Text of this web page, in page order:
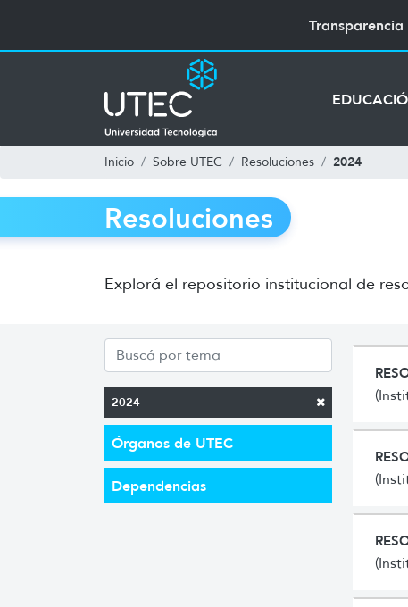
Transparencia
Inicio Sobre UTEC Resoluciones 2024
Resoluciones
Explorá el repositorio institucional de
2024
Órganos de UTEC
Dependencias